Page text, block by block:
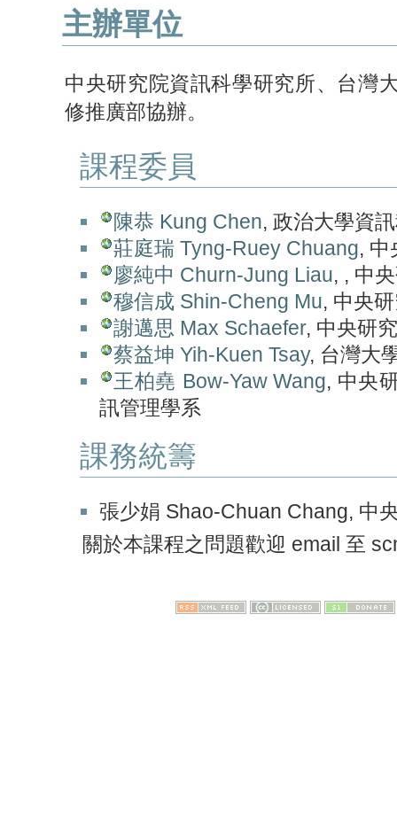
主辦單位
中央研究院資訊科學研究所、台灣
修推廣部協辦。
課程委員
陳恭 Kung Chen, 政治大學資
莊庭瑞 Tyng-Ruey Chuang, 中
廖純中 Churn-Jung Liau, , 中
穆信成 Shin-Cheng Mu, 中央
謝邁思 Max Schaefer, 中央研
蔡益坤 Yih-Kuen Tsay, 台灣大
王柏堯 Bow-Yaw Wang, 中央
訊管理學系
課務統籌
張少娟 Shao-Chuan Chang, 中
關於本課程之問題歡迎 email 至